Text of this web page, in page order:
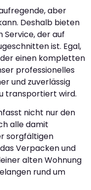
aber
Deshalb bieten
der auf
ist. Egal,
einen kompletten
professionelles
und zuverlässig
transportiert wird.
nicht nur den
alle damit
sorgfältigen
Verpacken und
alten Wohnung
rund um